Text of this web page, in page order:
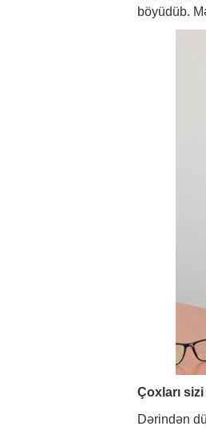
böyüdüb.
Çoxları
Dərindən